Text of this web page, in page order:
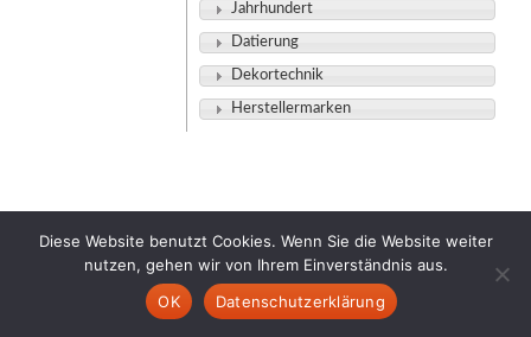
Jahrhundert
Datierung
Dekortechnik
Herstellermarken
Diese Website benutzt Cookies. Wenn Sie die Website weiter
nutzen, gehen wir von Ihrem Einverständnis aus.
OK
Datenschutzerklärung